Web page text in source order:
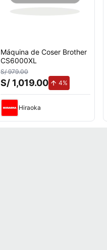
Máquina de Coser Brother
CS6000XL
S/ 979.00
S/ 1,019.00 4%
Hiraoka